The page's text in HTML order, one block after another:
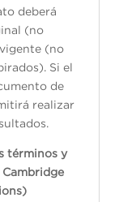
deberá
(no
(no
Si el
de
realizar
términos y